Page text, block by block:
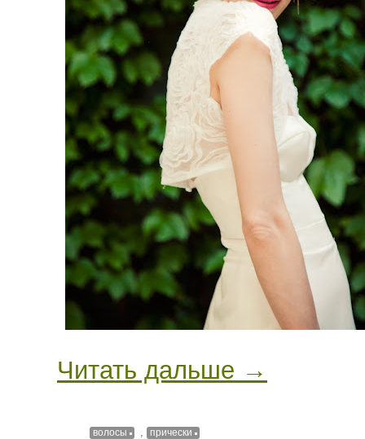
Читать дальше →
волосы , прически